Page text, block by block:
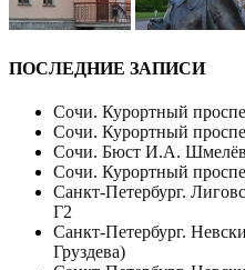
ПОСЛЕДНИЕ ЗАПИСИ
Сочи. Курортный
Сочи. Курортный
Сочи. Бюст И.А.
Сочи. Курортный
Санкт-Петербург.
Г2
Санкт-Петербург.
Груздева)